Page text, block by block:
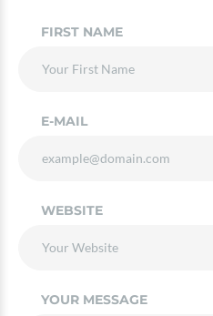
FIRST NAME
E-MAIL
WEBSITE
YOUR MESSAGE